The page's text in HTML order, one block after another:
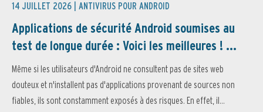
14 JUILLET 2026 | ANTIVIRUS POUR ANDROID
Applications de sécurité Android soumises au
test de longue durée : Voici les meilleures ! ...
Même si les utilisateurs d'Android ne consultent pas de sites web
douteux et n'installent pas d'applications provenant de sources non
fiables, ils sont constamment exposés à des risques. En effet, il...